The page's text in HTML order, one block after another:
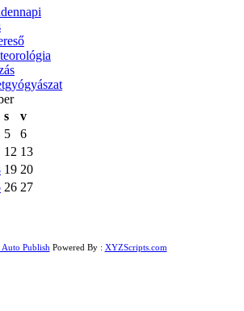
s
v
5
6
12 13
19 20
26 27
Auto Publish Powered By : XYZScripts.com